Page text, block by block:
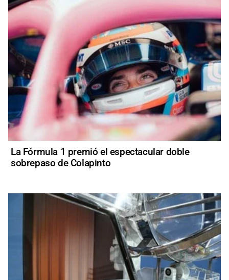
La Fórmula 1 premió el espectacular doble
sobrepaso de Colapinto